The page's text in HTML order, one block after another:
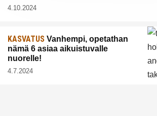
4.10.2024
KASVATUS Vanhempi, opetathan
nämä 6 asiaa aikuistuvalle
nuorelle!
4.7.2024